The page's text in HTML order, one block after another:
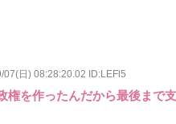
07(日) 08:28:20.02 ID:LEFl5
権を作ったんだから最後まで